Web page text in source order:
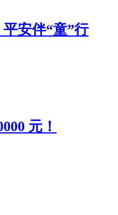
安伴“童”行
元！